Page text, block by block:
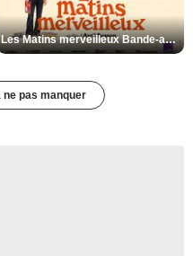
Les Matins merveilleux Bande-annonce VF
pas manquer